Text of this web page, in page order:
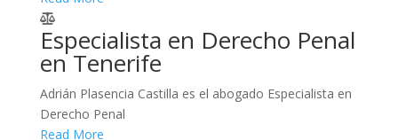
Especialista en Derecho Penal
en Tenerife
Adrián Plasencia Castilla es el abogado Especialista en
Derecho Penal
Read More